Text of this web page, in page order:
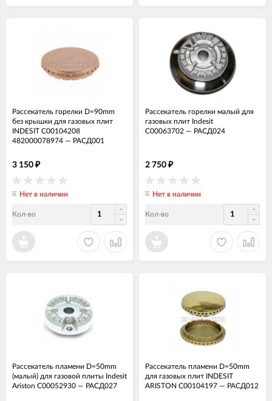
Рассекатель горелки D=90mm
без крышки для газовых плит
INDESIT C00104208
482000078974 — РАСД001
3 150 ₽
Нет в наличии
Кол-во
Рассекатель горелки малый для
газовых плит Indesit
C00063702 — РАСД024
2 750 ₽
Нет в наличии
Кол-во
Рассекатель пламени D=50mm
(малый) для газовой плиты Indesit
Ariston C00052930 — РАСД027
Рассекатель пламени D=50mm
для газовых плит INDESIT
ARISTON C00104197 — РАСД012